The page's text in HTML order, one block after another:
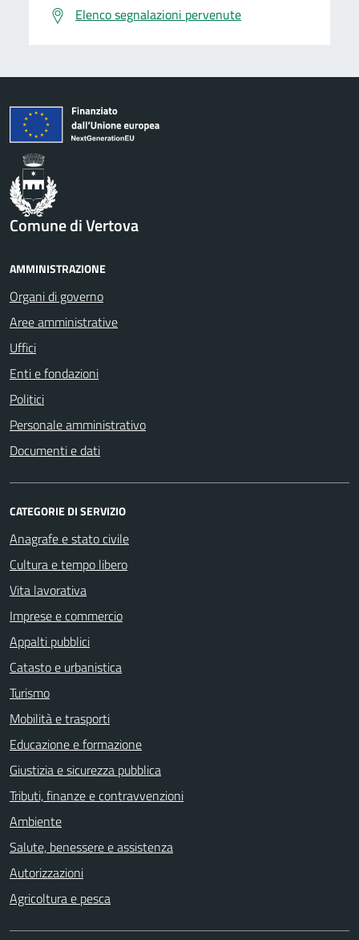
Elenco segnalazioni pervenute
Comune di Vertova
AMMINISTRAZIONE
Organi di governo
Aree amministrative
Uffici
Enti e fondazioni
Politici
Personale amministrativo
Documenti e dati
CATEGORIE DI SERVIZIO
Anagrafe e stato civile
Cultura e tempo libero
Vita lavorativa
Imprese e commercio
Appalti pubblici
Catasto e urbanistica
Turismo
Mobilità e trasporti
Educazione e formazione
Giustizia e sicurezza pubblica
Tributi, finanze e contravvenzioni
Ambiente
Salute, benessere e assistenza
Autorizzazioni
Agricoltura e pesca